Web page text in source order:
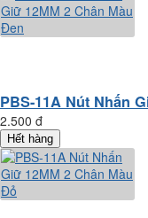
PBS-11A Nút Nhấn
2.500 đ
Hết hàng